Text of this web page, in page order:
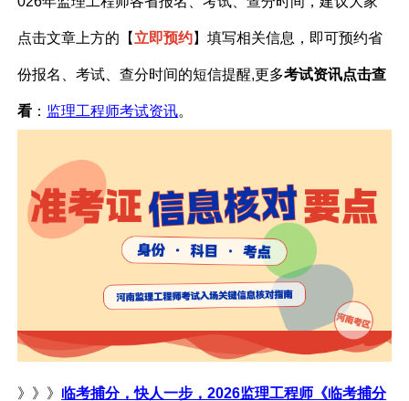
点击文章上方的【 立即预约】填写相关信息，即可预约省
份报名、考试、查分时间的短信提醒,更多考试资讯点击查
看 ： 监理工程师考试资讯。
》》》 临考捕分，快人一步，2026监理工程师《临考捕分